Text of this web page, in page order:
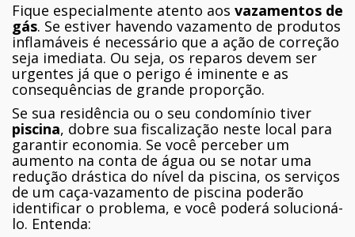
Fique especialmente atento aos vazamentos de
gás. Se estiver havendo vazamento de produtos
inflamáveis é necessário que a ação de correção
seja imediata. Ou seja, os reparos devem ser
urgentes já que o perigo é iminente e as
consequências de grande proporção.
Se sua residência ou o seu condomínio tiver
piscina, dobre sua fiscalização neste local para
garantir economia. Se você perceber um
aumento na conta de água ou se notar uma
redução drástica do nível da piscina, os serviços
de um caça-vazamento de piscina poderão
identificar o problema, e você poderá solucioná-
lo. Entenda: